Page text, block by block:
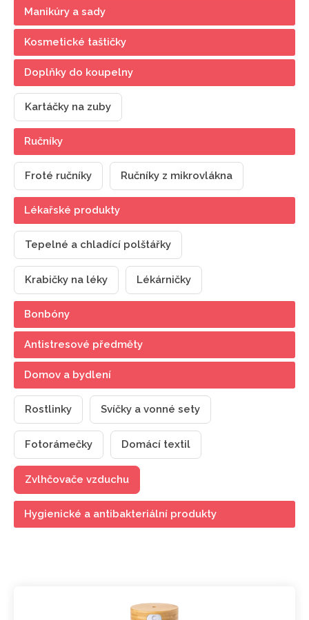
Manikúry a sady
Kosmetické taštičky
Doplňky do koupelny
Kartáčky na zuby
Ručníky
Froté ručníky Ručníky z mikrovlákna
Lékařské produkty
Tepelné a chladící polštářky
Krabičky na léky Lékárničky
Bonbóny
Antistresové předměty
Domov a bydlení
Rostlinky Svíčky a vonné sety
Fotorámečky Domácí textil
Zvlhčovače vzduchu
Hygienické a antibakteriální produkty